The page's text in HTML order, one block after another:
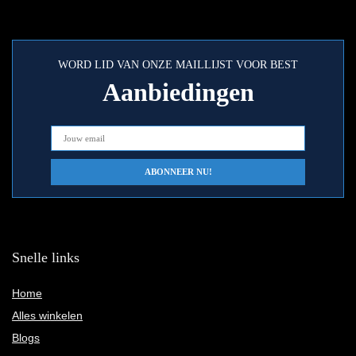
WORD LID VAN ONZE MAILLIJST VOOR BEST
Aanbiedingen
Snelle links
Home
Alles winkelen
Blogs